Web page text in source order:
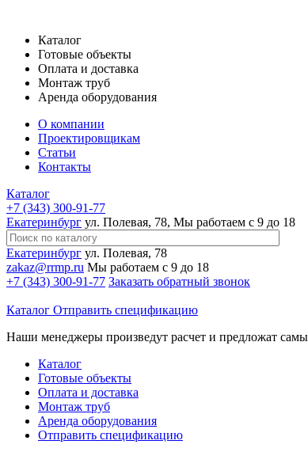
Каталог
Готовые объекты
Оплата и доставка
Монтаж труб
Аренда оборудования
О компании
Проектировщикам
Статьи
Контакты
Каталог
+7 (343) 300-91-77
Екатеринбург ул. Полевая, 78, Мы работаем с 9 до 18
Екатеринбург ул. Полевая, 78
zakaz@rrmp.ru Мы работаем с 9 до 18
+7 (343) 300-91-77 Заказать обратный звонок
Каталог Отправить спецификацию
Наши менеджеры произведут расчет и предложат
Каталог
Готовые объекты
Оплата и доставка
Монтаж труб
Аренда оборудования
Отправить спецификацию